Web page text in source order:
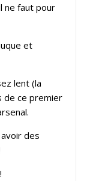
ne faut pour
et
lent (la
de ce premier
des